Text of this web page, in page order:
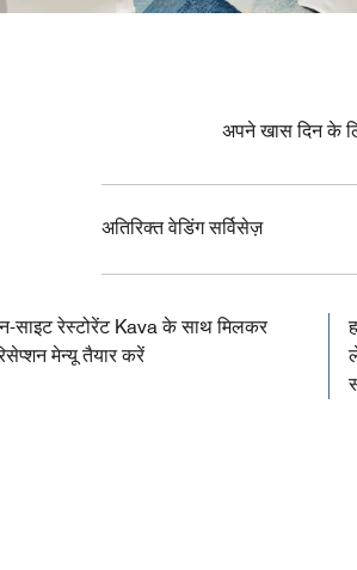
अपने खास दिन के
अतिरिक्त वेडिंग सर्विसेज़
साइट रेस्टोरेंट Kava के साथ मिलकर
मेन्यू तैयार करें